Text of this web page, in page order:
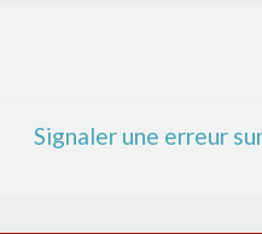
Signaler une erreur